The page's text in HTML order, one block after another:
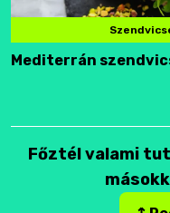
Mediterrán
Főztél valami